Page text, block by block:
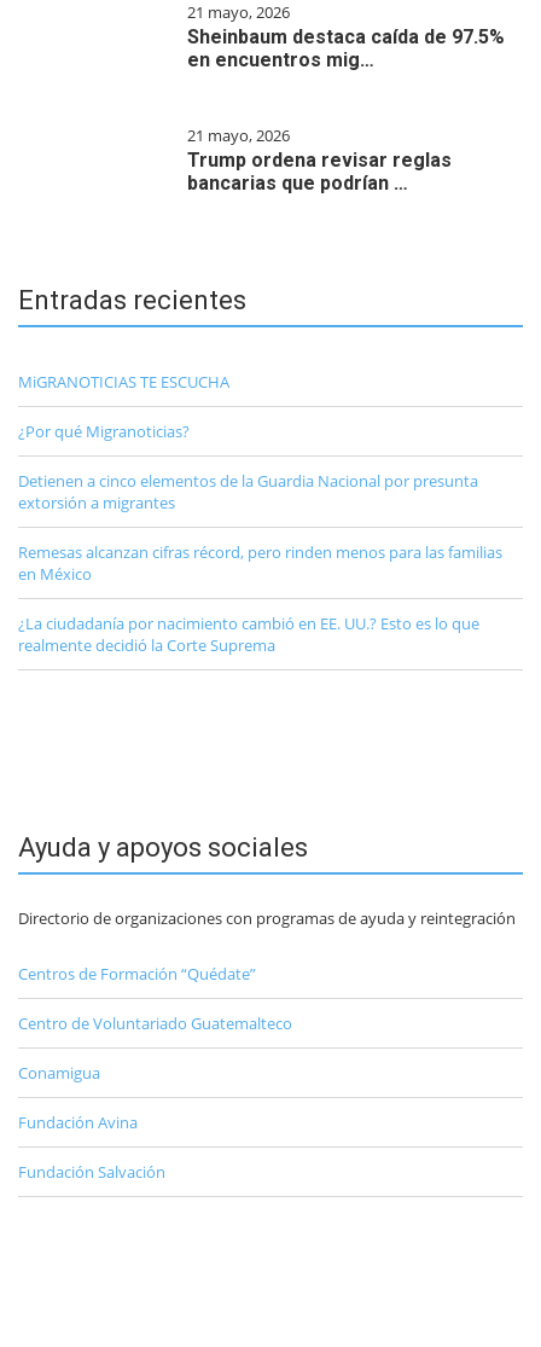
21 mayo, 2026
Sheinbaum destaca caída de 97.5%
en encuentros mig…
21 mayo, 2026
Trump ordena revisar reglas
bancarias que podrían …
Entradas recientes
MiGRANOTICIAS TE ESCUCHA
¿Por qué Migranoticias?
Detienen a cinco elementos de la Guardia Nacional por presunta
extorsión a migrantes
Remesas alcanzan cifras récord, pero rinden menos para las familias
en México
¿La ciudadanía por nacimiento cambió en EE. UU.? Esto es lo que
realmente decidió la Corte Suprema
Ayuda y apoyos sociales
Directorio de organizaciones con programas de ayuda y reintegración
Centros de Formación “Quédate”
Centro de Voluntariado Guatemalteco
Conamigua
Fundación Avina
Fundación Salvación